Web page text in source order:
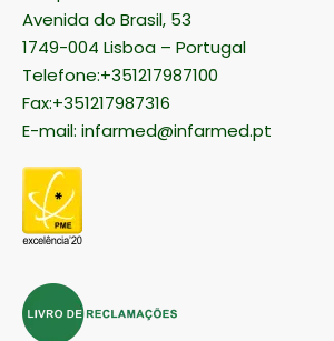
Avenida do Brasil, 53
1749-004 Lisboa – Portugal
Telefone:+351217987100
Fax:+351217987316
E-mail: infarmed@infarmed.pt